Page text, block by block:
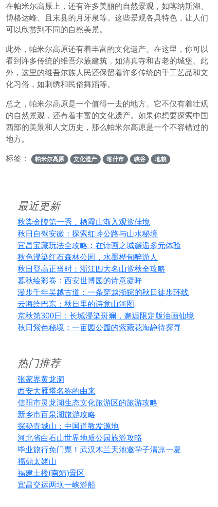
在帕米尔高原上，还有许多美丽的自然景观，如喀纳斯湖、
博格达峰、且末县的月牙泉等。这些景观各具特色，让人们
可以欣赏到不同的自然美景。
此外，帕米尔高原还有着丰富的文化遗产。在这里，你可以
看到许多传统的维吾尔族建筑，如清真寺和古老的城堡。此
外，这里的维吾尔族人民还保留着许多传统的手工艺品和文
化习俗，如刺绣和民俗舞蹈等。
总之，帕米尔高原是一个值得一去的地方。它不仅有着壮观
的自然景观，还有着丰富的文化遗产。如果你想要探索中国
西部的美景和人文历史，那么帕米尔高原是一个不容错过的
地方。
标签：
帕米尔高原 文化遗产 喀什市 峡谷 地貌
最近更新
秋染金陵第一秀，栖霞山渐入观赏佳境
秋日自驾安徽：探索红岭公路与山水秘境
宜昌宝藏玩法全攻略：在诗画之城邂逅多元体验
秋色浸染红石森林公园，水墨桦甸醉游人
秋日登高正当时：浙江四大名山赏秋全攻略
暮秋绘彩卷：西安世博园的诗意凝眸
漫步千年吴越古道：一条穿越浙皖的秋日徒步环线
云海绘巴东：秋日里的诗意山河图
京秋第300日：长城浸染斑斓，邂逅限定版油画仙境
秋日紫色秘境：一亩园公园的紫菀花海静待探寻
热门推荐
张家界黄龙洞
西安大雁塔名称的由来
信阳市灵龙湖生态文化旅游区的旅游攻略
新乡市百泉湖旅游攻略
探秘青城山：中国道教发源地
河北省白石山世界地质公园旅游攻略
毕业旅行免门票！武汉木兰天池邀学子清凉一夏
福鼎太姥山
福建土楼(南靖)景区
宜昌交运两坝一峡游船